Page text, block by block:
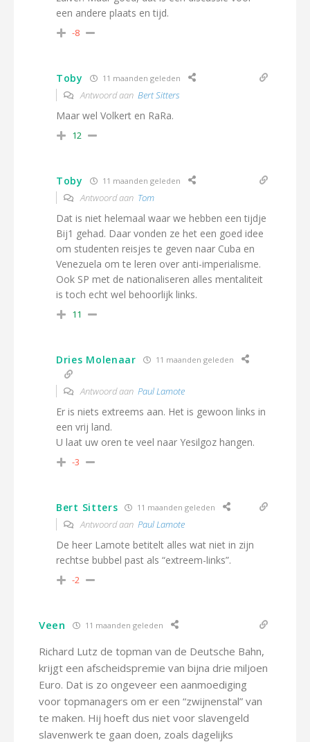
een andere plaats en tijd.
-8
Toby 11 maanden geleden
Antwoord aan Bert Sitters
Maar wel Volkert en RaRa.
12
Toby 11 maanden geleden
Antwoord aan Tom
Dat is niet helemaal waar we hebben een tijdje
Bij1 gehad. Daar vonden ze het een goed idee
om studenten reisjes te geven naar Cuba en
Venezuela om te leren over anti-imperialisme.
Ook SP met de nationaliseren alles mentaliteit
is toch echt wel behoorlijk links.
11
Dries Molenaar 11 maanden geleden
Antwoord aan Paul Lamote
Er is niets extreems aan. Het is gewoon links in
een vrij land.
U laat uw oren te veel naar Yesilgoz hangen.
-3
Bert Sitters 11 maanden geleden
Antwoord aan Paul Lamote
De heer Lamote betitelt alles wat niet in zijn
rechtse bubbel past als “extreem-links”.
-2
Veen 11 maanden geleden
Richard Lutz de topman van de Deutsche Bahn,
krijgt een afscheidspremie van bijna drie miljoen
Euro. Dat is zo ongeveer een aanmoediging
voor topmanagers om er een “zwijnenstal” van
te maken. Hij hoeft dus niet voor slavengeld
slavenwerk te gaan doen, zoals dagelijks